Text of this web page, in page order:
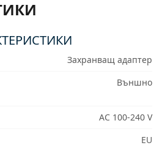
Захранващ адаптер
Външно
AC 100-240 V
EU